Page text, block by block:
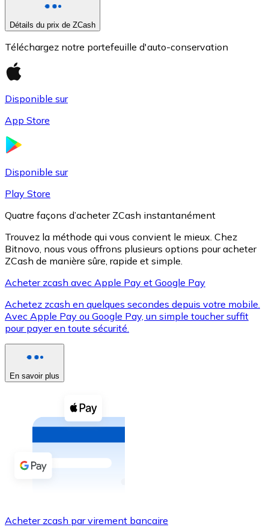
XRP
XRP
Voir toutes
Coupons crypto
Achetez des cryptomonnaies en espèces et d'autres
Acheter avec espèces
Virement SEPA
Détails du prix de ZCash
Téléchargez notre portefeuille d'auto-conservation
Disponible sur
App Store
Disponible sur
Play Store
Quatre façons d’acheter ZCash instantanément
Trouvez la méthode qui vous convient le mieux. Chez
Bitnovo, nous vous offrons plusieurs options pour acheter
ZCash de manière sûre, rapide et simple.
Acheter zcash avec Apple Pay et Google Pay
Achetez zcash en quelques secondes depuis votre mobile.
Avec Apple Pay ou Google Pay, un simple toucher suffit
pour payer en toute sécurité.
En savoir plus
Acheter zcash par virement bancaire